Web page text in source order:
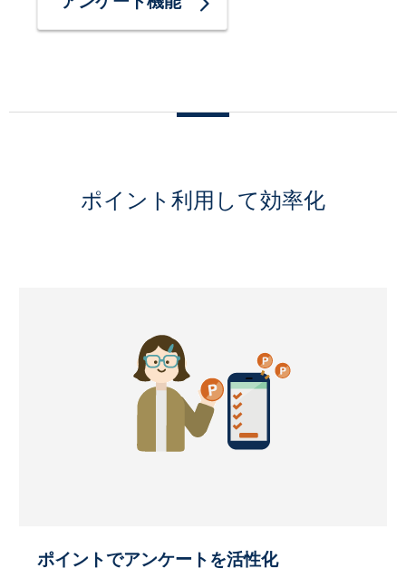
ポイント利用して効率化
ポイントでアンケートを活性化